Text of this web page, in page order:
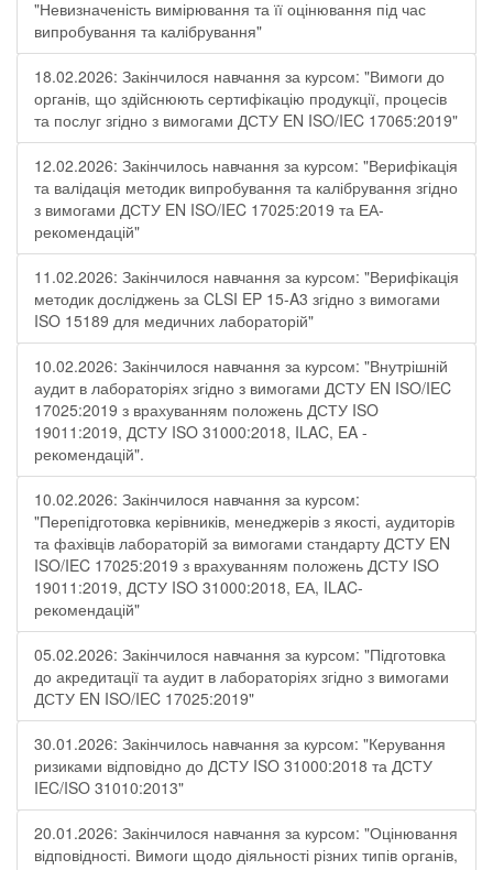
"Невизначеність вимірювання та її оцінювання під час
випробування та калібрування"
18.02.2026: Закінчилося навчання за курсом: "Вимоги до
органів, що здійснюють сертифікацію продукції, процесів
та послуг згідно з вимогами ДСТУ EN ISO/IEC 17065:2019"
12.02.2026: Закінчилось навчання за курсом: "Верифікація
та валідація методик випробування та калібрування згідно
з вимогами ДСТУ EN ISO/IEC 17025:2019 та ЕА-
рекомендацій"
11.02.2026: Закінчилося навчання за курсом: "Верифікація
методик досліджень за CLSI EP 15-A3 згідно з вимогами
ISO 15189 для медичних лабораторій"
10.02.2026: Закінчилося навчання за курсом: "Внутрішній
аудит в лабораторіях згідно з вимогами ДСТУ EN ISO/IEC
17025:2019 з врахуванням положень ДСТУ ISO
19011:2019, ДСТУ ISO 31000:2018, ILAC, EA -
рекомендацій".
10.02.2026: Закінчилося навчання за курсом:
"Перепідготовка керівників, менеджерів з якості, аудиторів
та фахівців лабораторій за вимогами стандарту ДСТУ EN
ISO/IEC 17025:2019 з врахуванням положень ДСТУ ISO
19011:2019, ДСТУ ISO 31000:2018, ЕА, ILAC-
рекомендацій"
05.02.2026: Закінчилося навчання за курсом: "Підготовка
до акредитації та аудит в лабораторіях згідно з вимогами
ДСТУ EN ISO/IEC 17025:2019"
30.01.2026: Закінчилось навчання за курсом: "Керування
ризиками відповідно до ДСТУ ISO 31000:2018 та ДСТУ
IEC/ISO 31010:2013"
20.01.2026: Закінчилося навчання за курсом: "Оцінювання
відповідності. Вимоги щодо діяльності різних типів органів,